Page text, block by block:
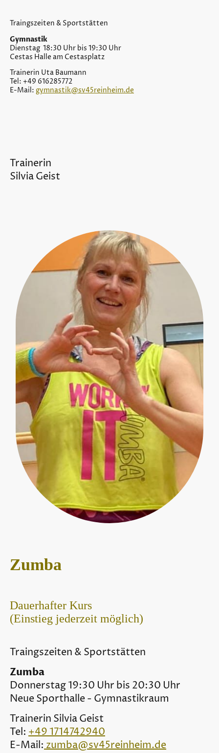
Traingszeiten & Sportstätten
Gymnastik
Dienstag 18:30 Uhr bis 19:30 Uhr
Cestas Halle am Cestasplatz
Trainerin Uta Baumann
Tel: +49 616285772
E-Mail: gymnastik@sv45reinheim.de
Trainerin
Silvia Geist
Zumba
Dauerhafter Kurs
(Einstieg jederzeit möglich)
Traingszeiten & Sportstätten
Zumba
Donnerstag 19:30 Uhr bis 20:30 Uhr
Neue Sporthalle - Gymnastikraum
Trainerin Silvia Geist
Tel: +49 1714742940
E-Mail:zumba@sv45reinheim.de